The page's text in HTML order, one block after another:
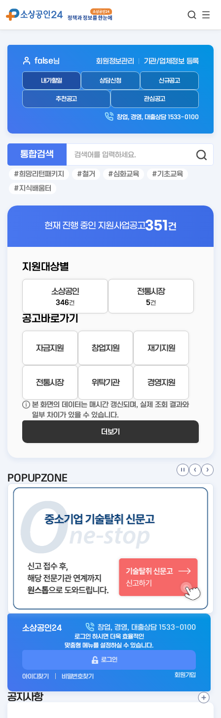
보기
아
웃
로
인
false님 회원정보관리 기관/업체정보 등록
내가할일 상담신청 신규공고
추천공고 관심공고
창업, 경영, 대출상담 1533-0100
통합검색
희망리턴패키지 철거 심화교육
기초교육
지식배움터
현재 진행 중인 지원사업공고351건
지원대상별
소상공인
346건
전통시장
5건
공고바로가기
자금지원 창업지원 재기지원
전통시장 위탁기관 경영지원
본 화면의 데이터는 매시간 갱신되며, 실제 조회 결과와
일부 차이가 있을 수 있습니다.
더보기
POPUPZONE
아
전
소상공인24 창업, 경영, 대출상담 1533-0100
로그인 하시면 더욱 효율적인
맞춤형 메뉴를 설정하실 수 있습니다.
로그인
아이디찾기 비밀번호찾기 회원가입
공지사항
공